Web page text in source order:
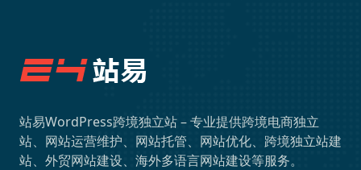
站易WordPress跨境独立站 – 专业提供跨境电商独立
站、网站运营维护、网站托管、网站优化、跨境独立站建
站、外贸网站建设、海外多语言网站建设等服务。